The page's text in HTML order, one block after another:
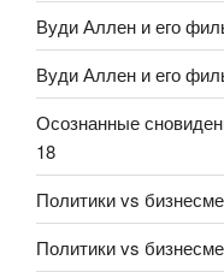
Вуди Аллен и его
Вуди Аллен и его
Осознанные
18
Политики vs
Политики vs